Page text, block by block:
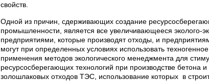
свойств.
Одной из причин, сдерживающих создание
промышленности, является все увеличивающееся эколого-
предприятиями, которые производят отходы, и
могут при определенных условиях использовать
применения методов экологического менеджмента для
ресурсосберегающих технологий при производстве бетона
золошлаковых отходов ТЭС, использование которых в